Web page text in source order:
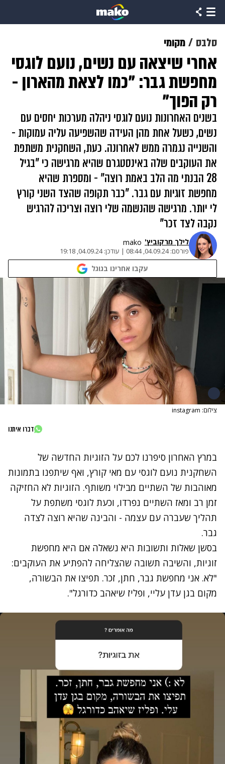
סלבס מקומי
אחרי שיצאה עם נשים, נועם לוגסי
מחפשת גבר: "כמו לצאת מהארון -
רק הפוך"
בשנים האחרונות נועם לוגסי ניהלה מערכות יחסים עם
נשים, כשעל אחת מהן העידה שהשפיעה עליה עמוקות -
והשנייה נגמרה ממש לאחרונה. כעת, השחקנית משתפת
את העוקבים שלה באינסטגרם שהיא מרגישה כי "בגיל
28 הבנתי מה הלב באמת רוצה" - ומספרת שהיא
מחפשת זוגיות עם גבר. "כבר תקופה שהצד השני קורץ
לי יותר. מרגישה שהנשמה שלי רוצה וצריכה להרגיש
נקבה לצד זכר"
לילך מרקוביץ' mako
פורסם:04.09.24, 08:44
| עודכן:04.09.24, 19:18
עקבו אחרינו בגוגל
צילום: instagram
דברו איתנו
במרץ האחרון סיפרנו לכם על הזוגיות החדשה של
השחקנית נועם לוגסי עם מאי קורץ, ואף שיתפנו בתמונות
מאוהבות של השתיים מבילוי משותף. הזוגיות לא החזיקה
זמן רב ומאז השתיים נפרדו, וכעת לוגסי משתפת על
תהליך שעברה עם עצמה - והבינה שהיא רוצה לצדה
גבר.
בסשן שאלות ותשובות היא נשאלה אם היא מחפשת
זוגיות, והשיבה תשובה שהצליחה להפתיע את העוקבים:
"לא. אני מחפשת גבר, חתן, זכר. תפיצו את הבשורה,
מקום בגן עדן עליי, ופליז שיאהב כדורגל".